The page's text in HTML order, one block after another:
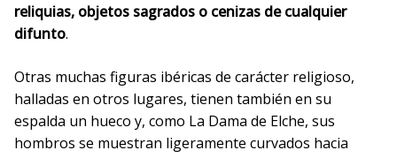
reliquias, objetos sagrados o cenizas de cualquier
difunto.
Otras muchas figuras ibéricas de carácter religioso,
halladas en otros lugares, tienen también en su
espalda un hueco y, como La Dama de Elche, sus
hombros se muestran ligeramente curvados hacia